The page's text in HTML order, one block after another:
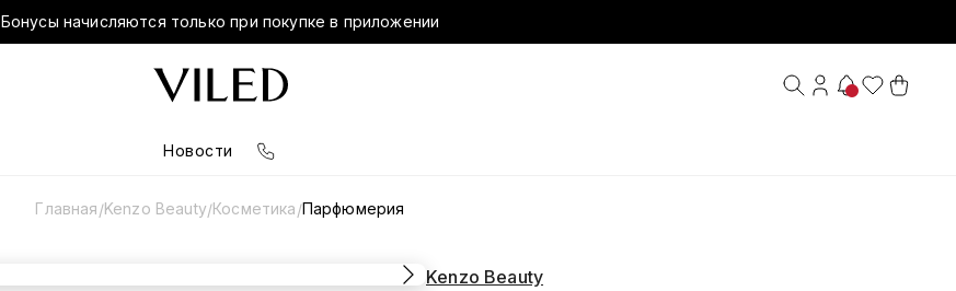
Бонусы начисляются только при покупке в приложении
Новости
Главная/Kenzo Beauty/Косметика/Парфюмерия
Kenzo Beauty